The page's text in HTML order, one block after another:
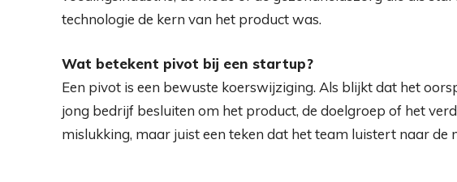
technologie de kern van het product was.
Wat betekent pivot bij een startup?
Een pivot is een bewuste koerswijziging. Als blijkt dat het
jong bedrijf besluiten om het product, de doelgroep of het
mislukking, maar juist een teken dat het team luistert naar de